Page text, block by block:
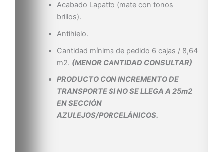
Acabado Lapatto (mate con tonos
brillos).
Antihielo.
Cantidad mínima de pedido 6 cajas / 8,64
m2. (MENOR CANTIDAD CONSULTAR)
PRODUCTO CON INCREMENTO DE
TRANSPORTE SI NO SE LLEGA A 25m2
EN SECCIÓN
AZULEJOS/PORCELÁNICOS.